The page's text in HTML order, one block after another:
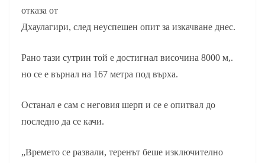
отказа от
Дхаулагири, след неуспешен опит за изкачване днес.
Рано тази сутрин той е достигнал височина 8000 м,.
но се е върнал на 167 метра под върха.
Останал е сам с неговия шерп и се е опитвал до
последно да се качи.
„Времето се развали, теренът беше изключително